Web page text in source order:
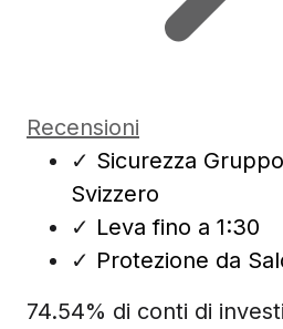
Recensioni
✓ Sicurezza
Svizzero
✓ Leva fino a 1:30
✓ Protezione da
74.54% di conti di